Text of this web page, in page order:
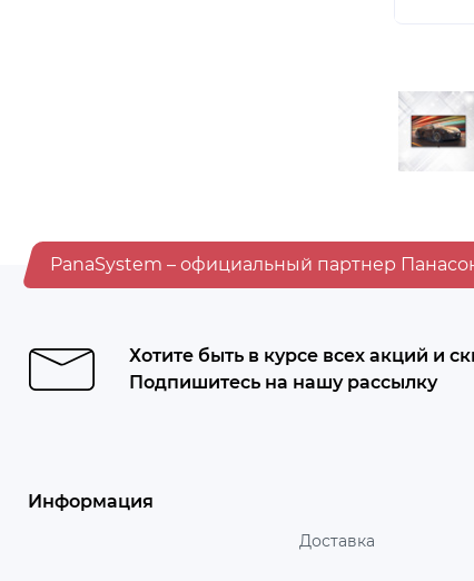
PanaSystem – официальный партнер
Хотите быть в курсе всех акций и
Подпишитесь на нашу рассылку
Информация
Доставка